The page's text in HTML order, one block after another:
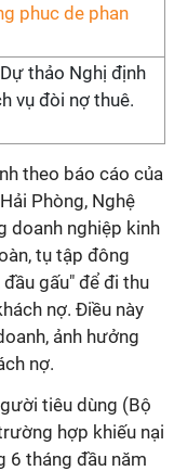
thảo Nghị định
vụ đòi nợ thuê.
theo báo cáo của
Phòng, Nghệ
doanh nghiệp kinh
tụ tập đông
gấu" để đi thu
nợ. Điều này
ảnh hưởng
nợ.
tiêu dùng (Bộ
hợp khiếu nại
6 tháng đầu năm